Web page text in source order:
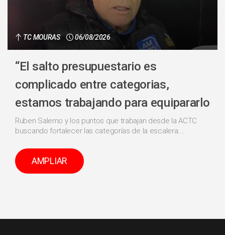
TC MOURAS 06/08/2026
“El salto presupuestario es
complicado entre categorias,
estamos trabajando para equipararlo
Ruben Salerno y los puntos que trabajan desde la ACTC
buscando fortalecer las categorías de la escalera....
AMPLIAR